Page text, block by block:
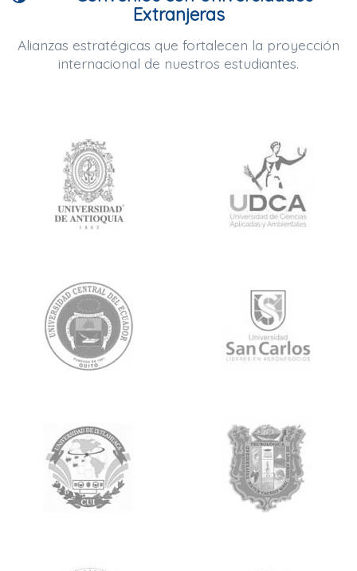
Extranjeras
Alianzas estratégicas que fortalecen la proyección
internacional de nuestros estudiantes.